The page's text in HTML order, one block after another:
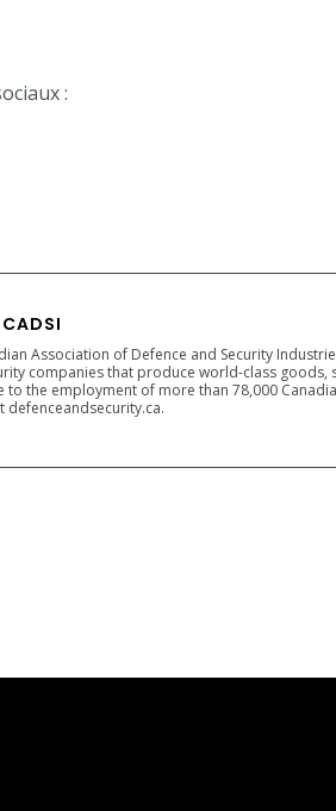
:
Association of Defence and Security
companies that produce world-class
to the employment of more than 78,000
defenceandsecurity.ca.